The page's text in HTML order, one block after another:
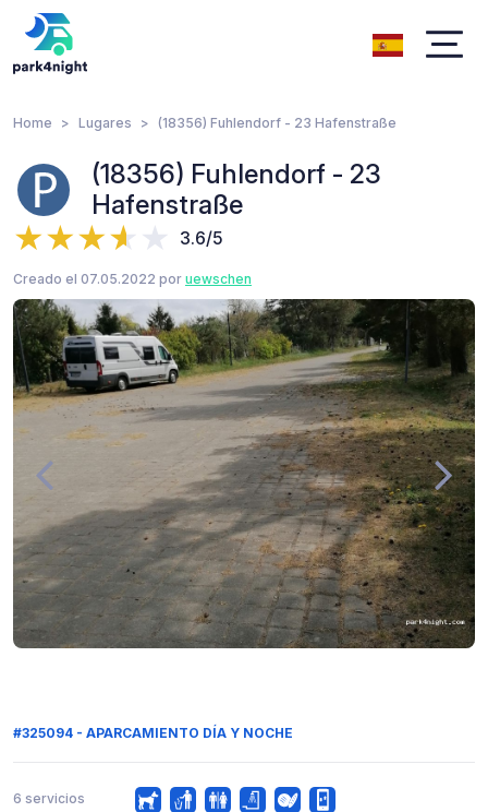
Home Lugares (18356) Fuhlendorf - 23 Hafenstraße
(18356) Fuhlendorf - 23
Hafenstraße
3.6/5
Creado el 07.05.2022 por uewschen
#325094 - APARCAMIENTO DÍA Y NOCHE
6 servicios